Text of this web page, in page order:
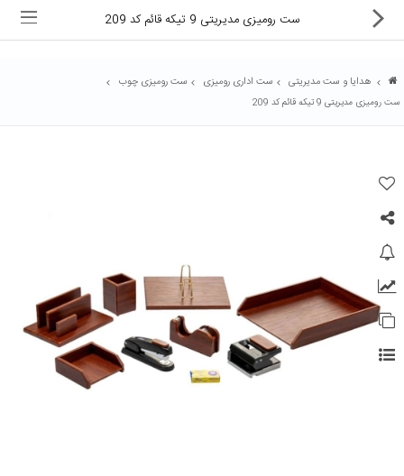
کارتریج و تونر
تجهیزات فروشگاهی و بانکی
دستگاه صحافی و پرس
ست رومیزی مدیریتی 9 تیکه قائم کد 209
هدایا و ست مدیریتی ست اداری رومیزی ست رومیزی چوب
ست رومیزی مدیریتی 9 تیکه قائم کد 209